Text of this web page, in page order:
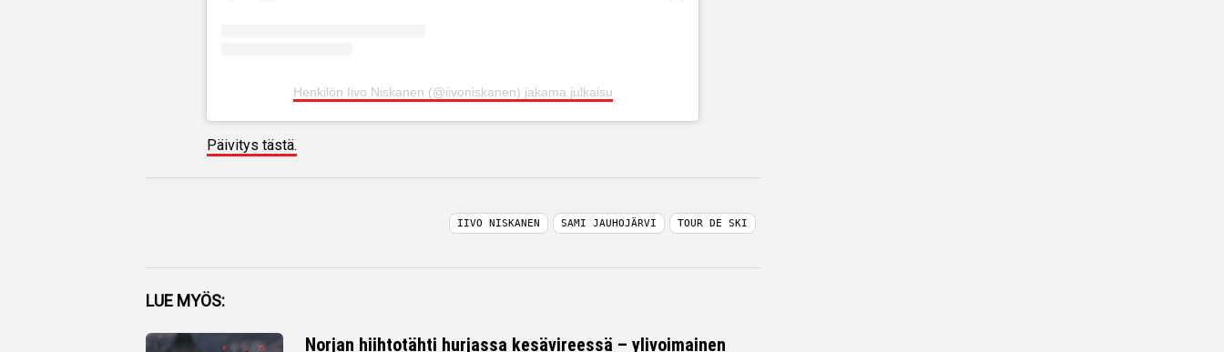
Henkilön Iivo Niskanen (@iivoniskanen) jakama julkaisu
Päivitys tästä.
Facebook
Twitter
IIVO NISKANEN SAMI JAUHOJÄRVI TOUR DE SKI
LUE MYÖS:
Norjan hiihtotähti hurjassa kesävireessä – ylivoimainen